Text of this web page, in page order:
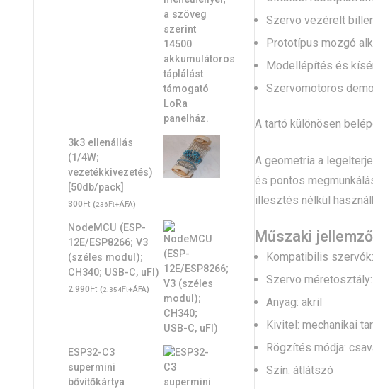
Szervo vezérelt
Prototípus mozgó
Modellépítés és
Szervomotoros
A tartó különösen
A geometria a
és pontos
illesztés nélkül
Műszaki
Kompatibilis
Szervo
Anyag: akril
Kivitel: mechanikai
Rögzítés módja:
Szín: átlátszó
3k3 ellenállás
(1/4W;
vezetékkivezetés)
[50db/pack]
300Ft (236Ft+ÁFA)
NodeMCU (ESP-
12E/ESP8266; V3
(széles modul);
CH340; USB-C, uFl)
2.990Ft (2.354Ft+ÁFA)
ESP32-C3
supermini
bővítőkártya